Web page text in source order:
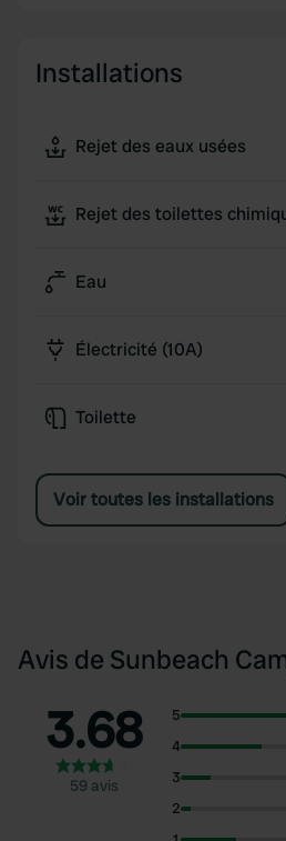
Installations
Rejet des eaux usées
Rejet des toilettes
Eau
Électricité (10A)
Toilette
Voir toutes les installations
Avis de Sunbeach
3.68
59 avis
5
4
3
2